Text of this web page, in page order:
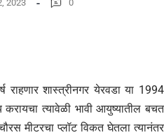
2023 0
राहणार शास्त्रीनगर येरवडा या 1994
करायचा त्यावेळी भावी आयुष्यातील बचत
मीटरचा प्लॉट विकत घेतला त्यानंतर